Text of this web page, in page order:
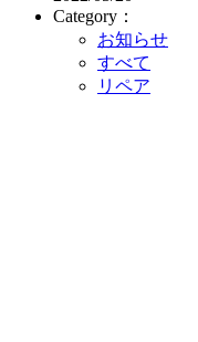
Category：
お知らせ
すべて
リペア